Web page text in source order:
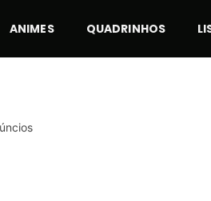
ANIMES QUADRINHOS